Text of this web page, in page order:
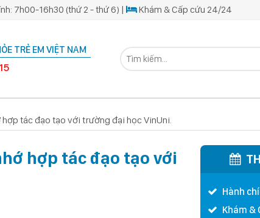
7h00-16h30 (thứ 2 - thứ 6) | Khám & Cấp cứu 24/24
TRẺ EM VIỆT NAM
tác đạo tạo với trường đại học VinUni.
hợp tác đạo tạo với
Hành
Khám &